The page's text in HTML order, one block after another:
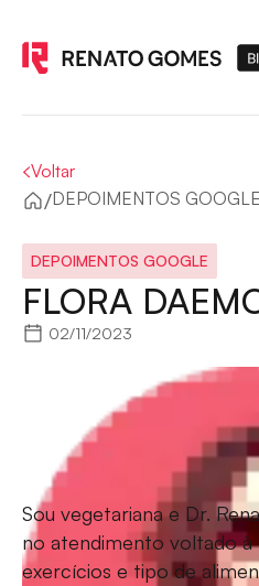
/DEPOIMENTOS GOOGLE
Voltar
DEPOIMENTOS GOOGLE
FLORA
02/11/2023
Sou vegetariana e Dr.
no atendimento voltado à
exercícios e tipo de